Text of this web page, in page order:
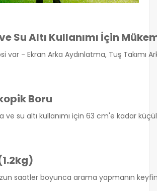
Su Altı Kullanımı İçin
var - Ekran Arka Aydınlatma, Tuş Takımı
Boru
ve su altı kullanımı için 63 cm'e kadar
saatler boyunca arama yapmanın